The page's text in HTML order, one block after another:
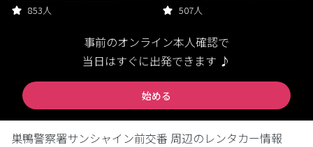
853人 507人
事前のオンライン本人確認で
当日はすぐに出発できます ♪
始める
巣鴨警察署サンシャイン前交番 周辺のレンタカー情報